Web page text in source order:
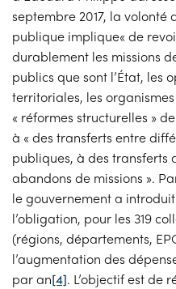
septembre 2017, la
publique implique« de
durablement les missions
publics que sont l’État, les
territoriales, les
« réformes structurelles »
à « des transferts entre
publiques, à des transferts
abandons de missions ».
le gouvernement a
l’obligation, pour les 319
(régions, départements,
l’augmentation des
par an[4]. L’objectif est de